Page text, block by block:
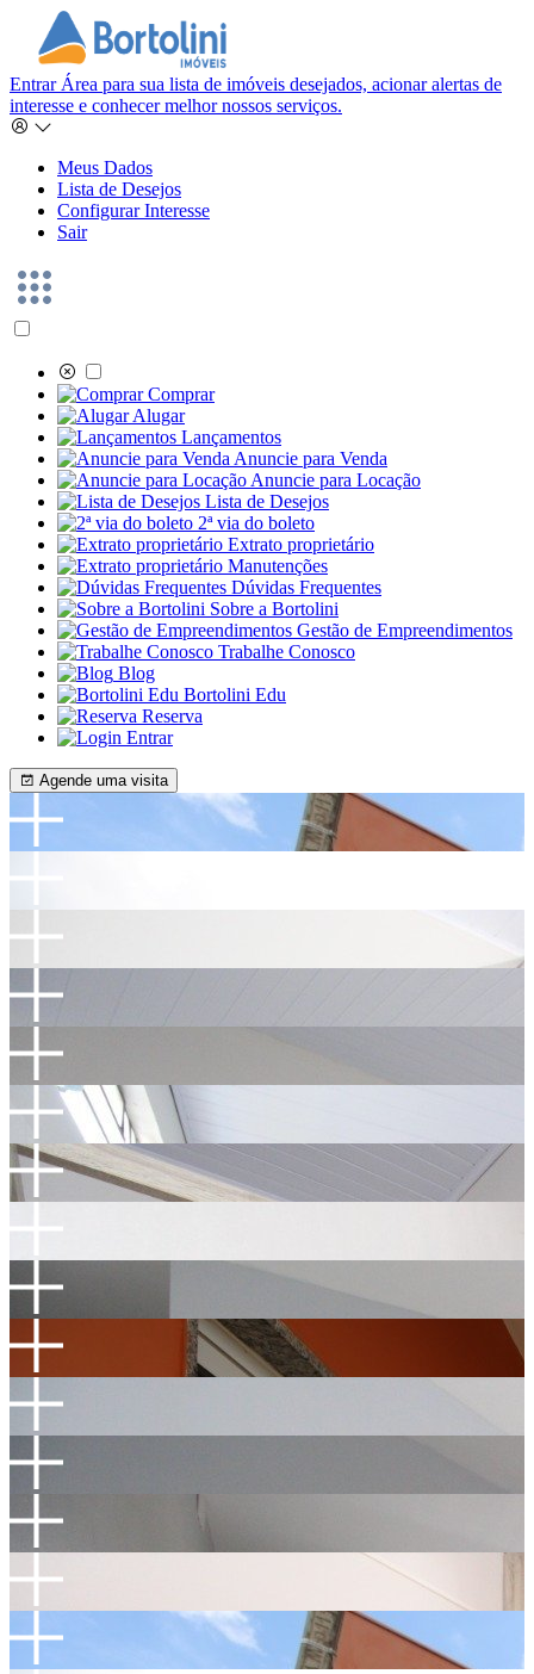
Entrar Área para sua lista de imóveis desejados, acionar alertas de
interesse e conhecer melhor nossos serviços.
Meus Dados
Lista de Desejos
Configurar Interesse
Sair
Comprar
Alugar
Lançamentos
Anuncie para Venda
Anuncie para Locação
Lista de Desejos
2ª via do boleto
Extrato proprietário
Manutenções
Dúvidas Frequentes
Sobre a Bortolini
Gestão de Empreendimentos
Trabalhe Conosco
Blog
Bortolini Edu
Reserva
Entrar
Agende uma visita